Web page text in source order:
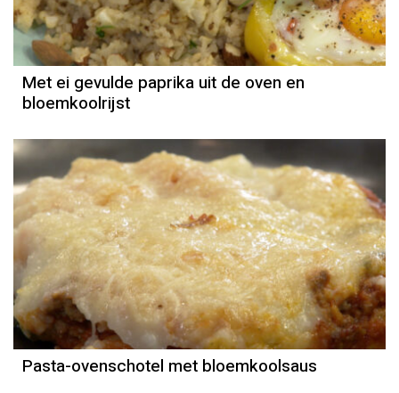
Met ei gevulde paprika uit de oven en
bloemkoolrijst
Recept
Mounir Toub
Pasta-ovenschotel met bloemkoolsaus